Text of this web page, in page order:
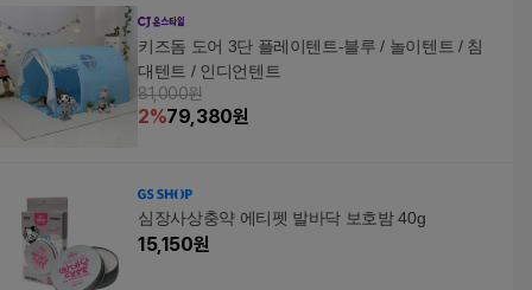
키즈돔 도어 3단 플레이텐트-블루 / 놀이텐트 / 침
대텐트 / 인디언텐트
81,000원
2%79,380원
심장사상충약 에티펫 발바닥 보호밤 40g
15,150원